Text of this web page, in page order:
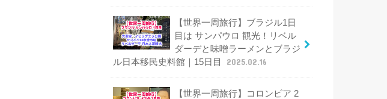
【世界一周旅行】ブラジル1日
目は サンパウロ 観光！リベル
ダーデと味噌ラーメンとブラジ
ル日本移民史料館｜15日目
2025.02.16
【世界一周旅行】コロンビア 2